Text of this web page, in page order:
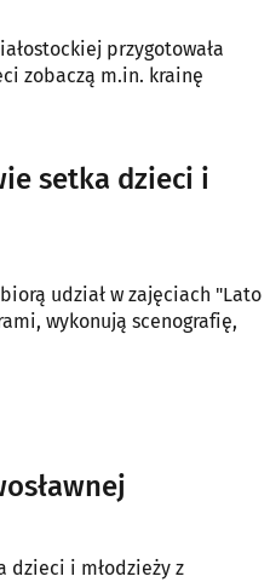
przygotowała
zobaczą m.in. krainę
setka dzieci i
udział w zajęciach "Lato
wykonują scenografię,
dzieci i młodzieży z